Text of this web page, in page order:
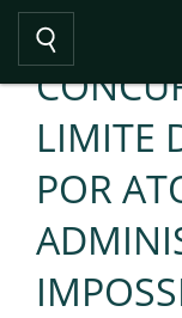
LIMITE
POR